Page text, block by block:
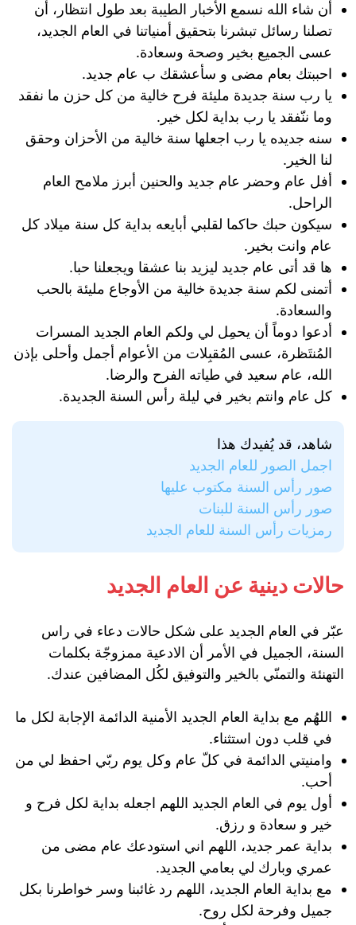
أن شاء الله نسمع الأخبار الطيبة بعد طول انتظار، أن
تصلنا رسائل تبشرنا بتحقيق أمنياتنا في العام الجديد،
عسى الجميع بخير وصحة وسعادة.
احببتك بعام مضى و سأعشقك ب عام جديد.
يا رب سنة جديدة مليئة فرح خالية من كل حزن ما نفقد
وما ننّفقد يا رب بداية لكل خير.
سنه جديده يا رب اجعلها سنة خالية من الأحزان وحقق
لنا الخير.
أفل عام وحضر عام جديد والحنين أبرز ملامح العام
الراحل.
سيكون حبك حاكما لقلبي أبايعه بداية كل سنة ميلاد كل
عام وانت بخير.
ها قد أتى عام جديد ليزيد بنا عشقا ويجعلنا حبا.
أتمنى لكم سنة جديدة خالية من الأوجاع مليئة بالحب
والسعادة.
أدعوا دوماً أن يحمِل لي ولكم العام الجديد المسرات
المُنتَظرة، عسى المُقبِلات من الأعوام أجمل وأحلى بإذن
الله، عام سعيد في طياته الفرح والرضا.
كل عام وانتم بخير في ليلة رأس السنة الجديدة.
شاهد، قد يُفيدك هذا
اجمل الصور للعام الجديد
صور رأس السنة مكتوب عليها
صور رأس السنة للبنات
رمزيات رأس السنة للعام الجديد
حالات دينية عن العام الجديد
عبّر في العام الجديد على شكل حالات دعاء في راس
السنة، الجميل في الأمر أن الادعية ممزوجّة بكلمات
التهنئة والتمنّي بالخير والتوفيق لكُل المضافين عندك.
اللهُم مع بداية العام الجديد الأمنية الدائمة الإجابة لكل ما
في قلب دون استثناء.
وامنيتي الدائمة في كلّ عام وكل يوم ربّي احفظ لي من
أحب.
أول يوم في العام الجديد اللهم اجعله بداية لكل فرح و
خير و سعادة و رزق.
بداية عمر جديد، اللهم اني استودعك عام مضى من
عمري وبارك لي بعامي الجديد.
مع بداية العام الجديد، اللهم رد غائبنا وسر خواطرنا بكل
جميل وفرحة لكل روح.